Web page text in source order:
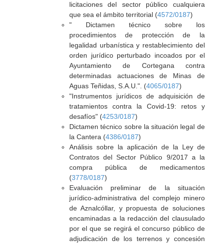
licitaciones del sector público cualquiera
que sea el ámbito territorial (4572/0187)
" Dictamen técnico sobre los
procedimientos de protección de la
legalidad urbanística y restablecimiento del
orden jurídico perturbado incoados por el
Ayuntamiento de Cortegana contra
determinadas actuaciones de Minas de
Aguas Teñidas, S.A.U.". (4065/0187)
"Instrumentos jurídicos de adquisición de
tratamientos contra la Covid-19: retos y
desafíos" (4253/0187)
Dictamen técnico sobre la situación legal de
la Cantera (4386/0187)
Análisis sobre la aplicación de la Ley de
Contratos del Sector Público 9/2017 a la
compra pública de medicamentos
(3778/0187)
Evaluación preliminar de la situación
jurídico-administrativa del complejo minero
de Aznalcóllar, y propuesta de soluciones
encaminadas a la redacción del clausulado
por el que se regirá el concurso público de
adjudicación de los terrenos y concesión